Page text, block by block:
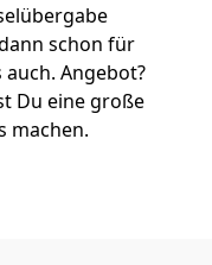
schon für
auch. Angebot?
Du eine große
machen.